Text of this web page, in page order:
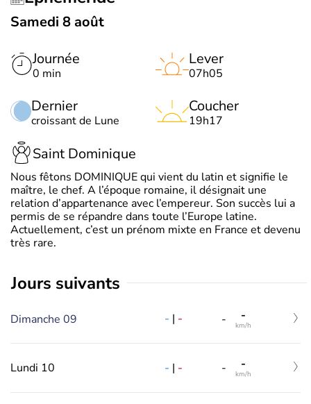
Samedi 8 août
Journée
0 min
Dernier
croissant de Lune
Lever
07h05
Coucher
19h17
Saint Dominique
Nous fêtons DOMINIQUE qui vient du latin et signifie le
maître, le chef. A l’époque romaine, il désignait une
relation d’appartenance avec l’empereur. Son succès lui a
permis de se répandre dans toute l’Europe latine.
Actuellement, c’est un prénom mixte en France et devenu
très rare.
jours suivants
Dimanche 09 - | - - -
km/h
Lundi 10 - | - - -
km/h